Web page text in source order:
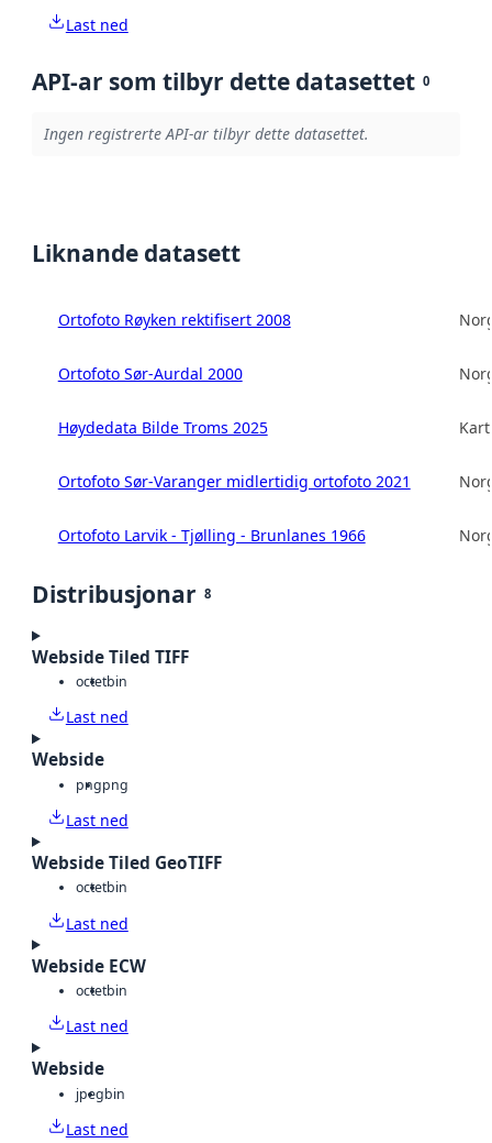
Last ned
API-ar som tilbyr dette datasettet 0
Ingen registrerte API-ar tilbyr dette datasettet.
Liknande datasett
Ortofoto Røyken rektifisert 2008
Ortofoto Sør-Aurdal 2000
Høydedata Bilde Troms 2025
Ortofoto Sør-Varanger midlertidig ortofoto 2021
Ortofoto Larvik - Tjølling - Brunlanes 1966
Distribusjonar 8
Webside Tiled TIFF
octetbin
Last ned
Webside
pngpng
Last ned
Webside Tiled GeoTIFF
octetbin
Last ned
Webside ECW
octetbin
Last ned
Webside
jpegbin
Last ned